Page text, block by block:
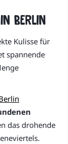
Berlin
Kulisse für
spannende
das drohende